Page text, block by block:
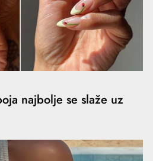
najbolje se slaže uz